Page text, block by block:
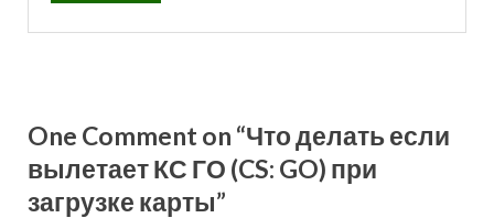
One Comment on “Что делать если
вылетает КС ГО (CS: GO) при
загрузке карты”